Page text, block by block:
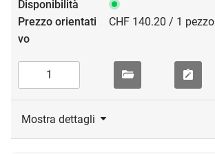
CHF 140.20 / 1 pezzo
Mostra dettagli